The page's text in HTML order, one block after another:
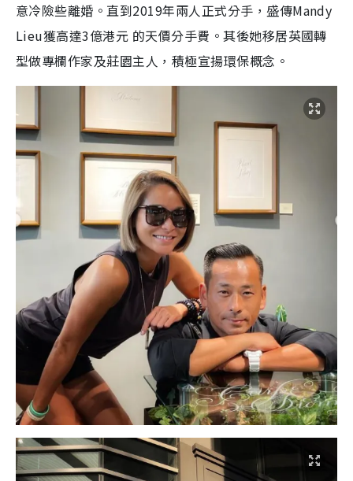
意冷險些離婚。直到2019年兩人正式分手，盛傳Mandy
Lieu獲高達3億港元 的天價分手費。其後她移居英國轉
型做專欄作家及莊園主人，積極宣揚環保概念。